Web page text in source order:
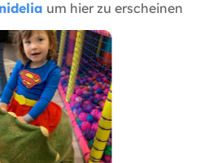
um hier zu erscheinen